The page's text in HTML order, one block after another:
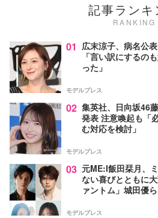
記事ランキ
RANKING
01 広末涼子、病名公
「言い訳にするの
った」
モデルプレス
02 集英社、日向坂46
発表 注意喚起も「
む対応を検討」
モデルプレス
03 元ME:I飯田栞月、
ない喜びとともに
ァントム」城田優
モデルプレス